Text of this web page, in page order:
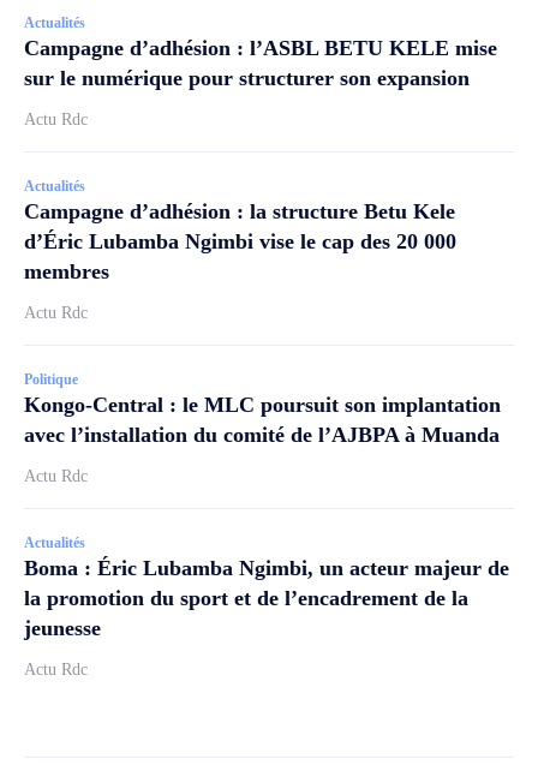
Actualités
Campagne d’adhésion : l’ASBL BETU KELE mise
sur le numérique pour structurer son expansion
Actu Rdc
Actualités
Campagne d’adhésion : la structure Betu Kele
d’Éric Lubamba Ngimbi vise le cap des 20 000
membres
Actu Rdc
Politique
Kongo-Central : le MLC poursuit son implantation
avec l’installation du comité de l’AJBPA à Muanda
Actu Rdc
Actualités
Boma : Éric Lubamba Ngimbi, un acteur majeur de
la promotion du sport et de l’encadrement de la
jeunesse
Actu Rdc